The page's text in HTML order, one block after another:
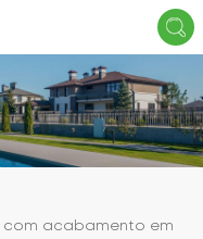
com acabamento em